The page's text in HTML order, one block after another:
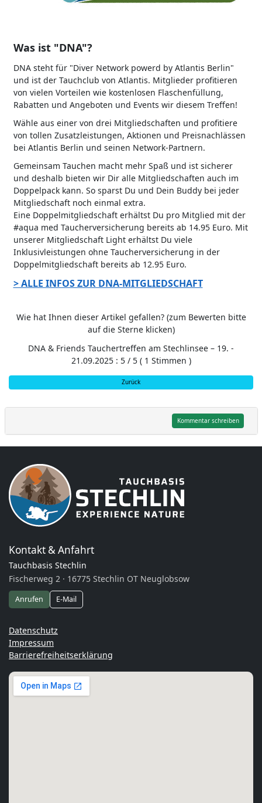
Was ist "DNA"?
DNA steht für "Diver Network powerd by Atlantis Berlin"
und ist der Tauchclub von Atlantis. Mitglieder profitieren
von vielen Vorteilen wie kostenlosen Flaschenfüllung,
Rabatten und Angeboten und Events wir diesem Treffen!
Wähle aus einer von drei Mitgliedschaften und profitiere
von tollen Zusatzleistungen, Aktionen und Preisnachlässen
bei Atlantis Berlin und seinen Network-Partnern.
Gemeinsam Tauchen macht mehr Spaß und ist sicherer
und deshalb bieten wir Dir alle Mitgliedschaften auch im
Doppelpack kann. So sparst Du und Dein Buddy bei jeder
Mitgliedschaft noch einmal extra.
Eine Doppelmitgliedschaft erhältst Du pro Mitglied mit der
#aqua med Taucherversicherung bereits ab 14.95 Euro. Mit
unserer Mitgliedschaft Light erhältst Du viele
Inklusivleistungen ohne Taucherversicherung in der
Doppelmitgliedschaft bereits ab 12.95 Euro.
> ALLE INFOS ZUR DNA-MITGLIEDSCHAFT
Wie hat Ihnen dieser Artikel gefallen? (zum Bewerten bitte
auf die Sterne klicken)
DNA & Friends Tauchertreffen am Stechlinsee – 19. -
21.09.2025 : 5/ 5( 1 Stimmen )
Zurück
Kommentar schreiben
Kontakt & Anfahrt
Tauchbasis Stechlin
Fischerweg 2 · 16775 Stechlin OT Neuglobsow
Anrufen E-Mail
Datenschutz
Impressum
Barrierefreiheitserklärung